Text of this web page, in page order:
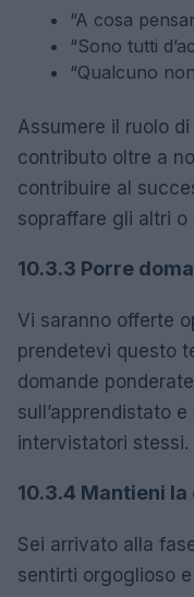
“A cosa
“Sono tutti
“Qualcuno
Assumere il ruolo
contributo oltre a
contribuire al
sopraffare gli altri o
10.3.3 Porre
Vi saranno offerte
prendetevi questo
domande
sull’apprendistato
intervistatori stessi.
10.3.4 Mantieni
Sei arrivato alla
sentirti orgoglioso